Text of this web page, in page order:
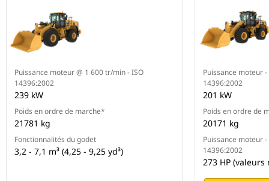
Puissance moteur @ 1 600 tr/min - ISO
14396:2002
239 kW
Poids en ordre de marche*
21781 kg
Fonctionnalités du godet
3,2 - 7,1 m³ (4,25 - 9,25 yd³)
Puissance moteur
14396:2002
201 kW
Poids en ordre de
20171 kg
Puissance moteur
14396:2002
273 HP